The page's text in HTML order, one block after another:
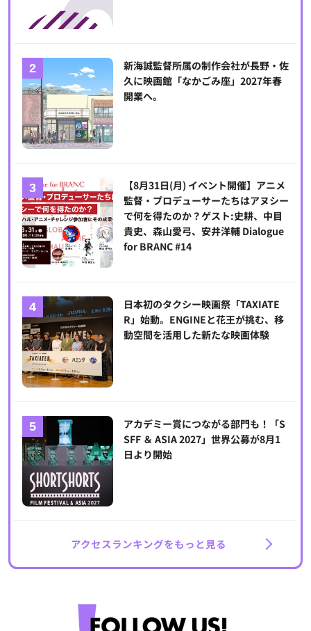
新海誠監督所属の制作会社が長野・佐
久に映画館「なかごみ座」2027年春
開業へ。
【8月31日(月) イベント開催】アニメ
監督・プロデューサーたちはアヌシー
で何を得たのか？ゲスト:史耕、中目
貴史、森山愛弓、安井洋輔 Dialogue
for BRANC #14
日本初のタクシー映画祭「TAXIATE
R」始動。ENGINEと花王が挑む、移
動空間を活用した新たな映画体験
アカデミー賞につながる部門も！「S
SFF ＆ ASIA 2027」世界公募が8月1
日より開始
アクセスランキングをもっと見る